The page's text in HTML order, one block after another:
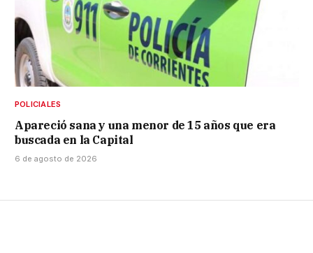
POLICIALES
Apareció sana y una menor de 15 años que era
buscada en la Capital
6 de agosto de 2026